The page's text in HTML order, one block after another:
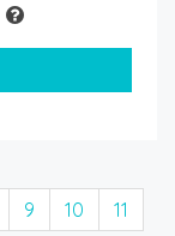
9 10
11